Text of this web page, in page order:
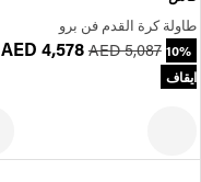
طاولة كرة القدم فن برو
AED 4,578 AED 5,087 10%
ايقاف